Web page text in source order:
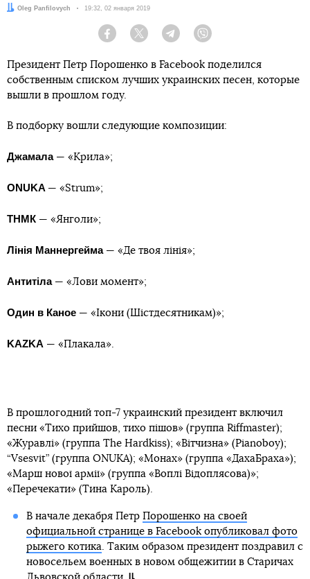
Автор:
Oleg Panfilovych Дата:
19:32, 02 января 2019
Facebook Twitter Telegram
Президент Петр Порошенко в Facebook поделился
собственным списком лучших украинских песен, которые
вышли в прошлом году.
В подборку вошли следующие композиции:
Джамала— «Крила»;
ONUKA — «Strum»;
ТНМК — «Янголи»;
Лінія Маннергейма— «Де твоя лінія»;
Антитіла — «Лови момент»;
Один в Каное — «Ікони (Шістдесятникам)»;
KAZKA — «Плакала».
В прошлогодний топ-7 украинский президент включил
песни «Тихо прийшов, тихо пішов» (группа Riffmaster);
«Журавлі» (группа The Hardkiss); «Вітчизна» (Pianoboy);
“Vsesvit” (группа ONUKA); «Монах» (группа «ДахаБраха»);
«Марш нової армії» (группа «Воплі Відоплясова)»;
«Перечекати» (Тина Кароль).
В начале декабря Петр Порошенко на своей
официальной странице в Facebook опубликовал фото
рыжего котика. Таким образом президент поздравил с
новосельем военных в новом общежитии в Старичах